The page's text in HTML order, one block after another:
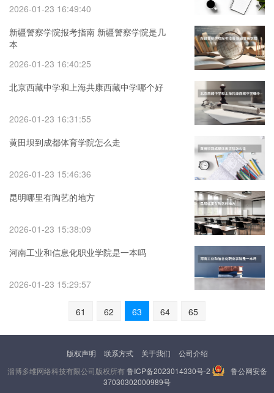
2026-01-23 16:49:40
新疆警察学院报考指南 新疆警察学院是几
本
2026-01-23 16:40:25
北京西藏中学和上海共康西藏中学哪个好
2026-01-23 16:31:55
黄田坝到成都体育学院怎么走
2026-01-23 15:46:36
昆明哪里有陶艺的地方
2026-01-23 15:38:09
河南工业和信息化职业学院是一本吗
2026-01-23 15:29:57
61 62 63 64 65
版权声明 联系方式 关于我们
公司介绍
淄博多维网络科技有限公司版权所有鲁ICP备2023014330号-2
鲁公网安备
37030302000989号